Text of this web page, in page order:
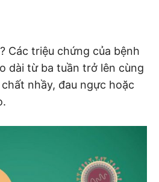
? Các triệu chứng của bệnh
dài từ ba tuần trở lên cùng
nhầy, đau ngực hoặc